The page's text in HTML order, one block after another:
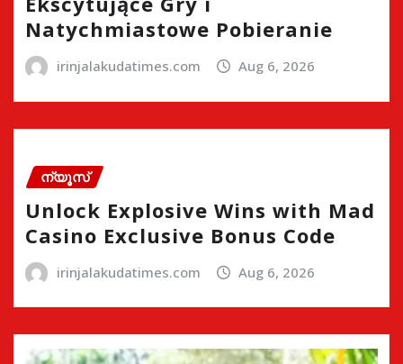
Natychmiastowe Pobieranie
irinjalakudatimes.com Aug 6, 2026
ന്യൂസ്
Unlock Explosive Wins with Mad
Casino Exclusive Bonus Code
irinjalakudatimes.com Aug 6, 2026